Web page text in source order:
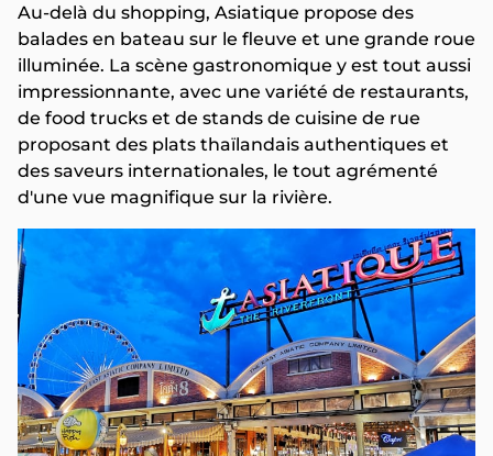
Au-delà du shopping, Asiatique propose des
balades en bateau sur le fleuve et une grande roue
illuminée. La scène gastronomique y est tout aussi
impressionnante, avec une variété de restaurants,
de food trucks et de stands de cuisine de rue
proposant des plats thaïlandais authentiques et
des saveurs internationales, le tout agrémenté
d'une vue magnifique sur la rivière.